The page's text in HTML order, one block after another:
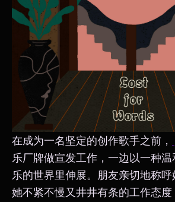
在成为一名坚定的创作歌手之前，
乐厂牌做宣发工作，一边以一种
乐的世界里伸展。朋友亲切地称呼
她不紧不慢又井井有条的工作态度